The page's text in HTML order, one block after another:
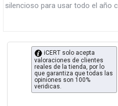
silencioso para usar todo el año
iCERT solo acepta
valoraciones de clientes
reales de la tienda, por lo
que garantiza que todas las
opiniones son 100%
veridicas.